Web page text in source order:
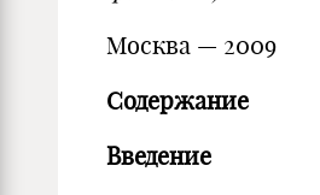
Москва — 2009
Содержание
Введение